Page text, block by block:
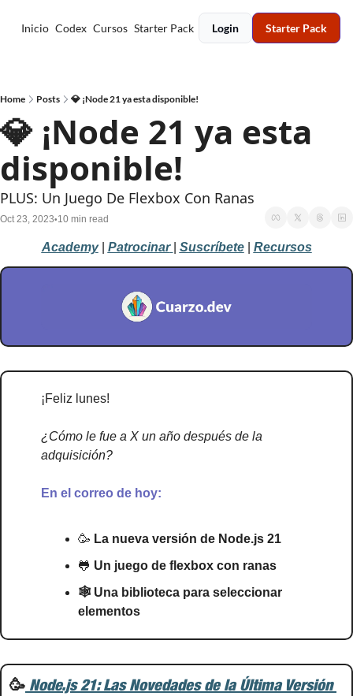
Inicio Codex Cursos Starter Pack Login Starter Pack
Home Posts 💎 ¡Node 21 ya esta disponible!
💎 ¡Node 21 ya esta
disponible!
PLUS: Un Juego De Flexbox Con Ranas
Oct 23, 2023•10 min read
Academy | Patrocinar Suscríbete Recursos
¡Feliz lunes!
¿Cómo le fue a X un año después de la
adquisición?
En el correo de hoy:
🥳 La nueva versión de Node.js 21
🐸 Un juego de flexbox con ranas
🕸 Una biblioteca para seleccionar
elementos
🥳 Node.js 21: Las Novedades de la Última Versión